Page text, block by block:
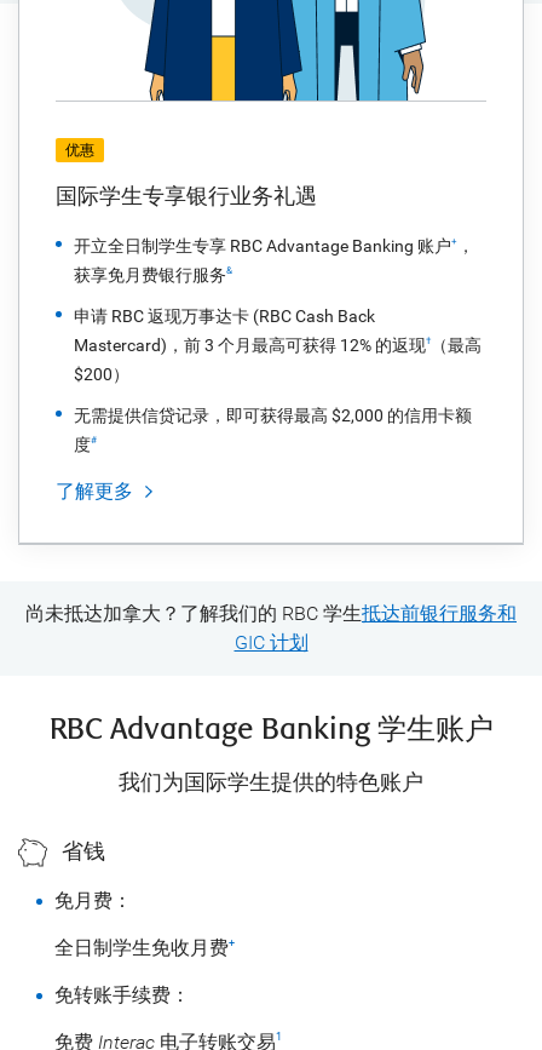
优惠
国际学生专享银行业务礼遇
开立全日制学生专享 RBC Advantage Banking 账户+
，
获享免月费银行服务&
申请 RBC 返现万事达卡 (RBC Cash Back
Mastercard)，前 3 个月最高可获得 12% 的返现†
（最高
$200）
无需提供信贷记录，即可获得最高 $2,000 的信用卡额
度#
了解更多
尚未抵达加拿大？ 了解我们的 RBC 学生抵达前银行服务和
GIC 计划
RBC Advantage Banking 学生账户
我们为国际学生提供的特色账户
省钱
免月费：
全日制学生免收月费+
免转账手续费：
免费 Interac 电子转账交易1